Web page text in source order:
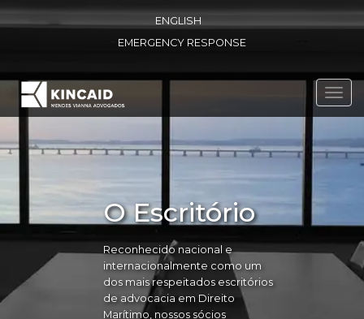
ENGLISH
EMERGENCY RESPONSE
O Escritório
Reconhecido nacional e
internacionalmente como um
dos mais respeitados escritórios
de advocacia em Direito
Marítimo, nossos sócios